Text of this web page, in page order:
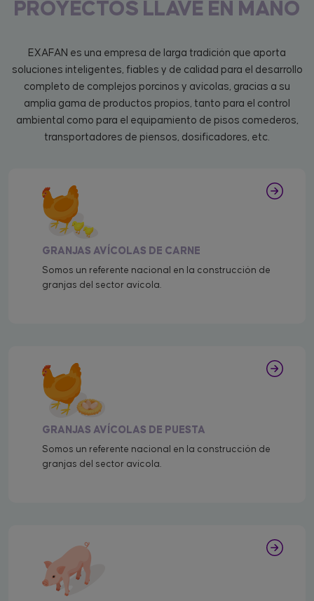
PROYECTOS LLAVE EN MANO
EXAFAN es una empresa de larga tradición que aporta
soluciones inteligentes, fiables y de calidad para el desarrollo
completo de complejos porcinos y avícolas, gracias a su
amplia gama de productos propios, tanto para el control
ambiental como para el equipamiento de pisos comederos,
transportadores de piensos, dosificadores, etc.
GRANJAS AVÍCOLAS DE CARNE
Somos un referente nacional en la construcción de
granjas del sector avícola.
GRANJAS AVÍCOLAS DE PUESTA
Somos un referente nacional en la construcción de
granjas del sector avícola.